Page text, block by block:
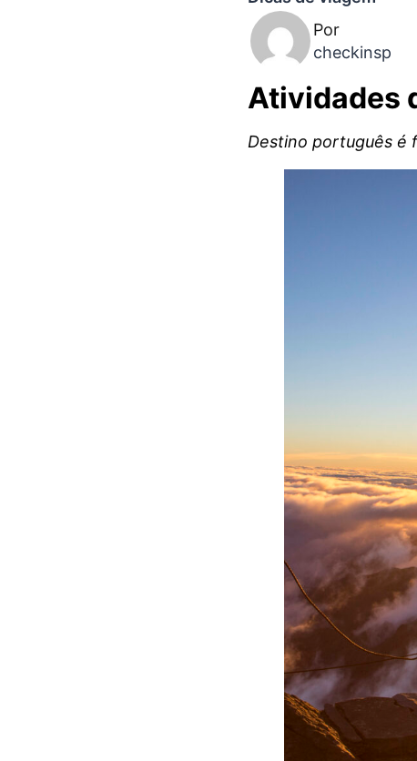
Por
checkinsp
Atividades
Destino português é